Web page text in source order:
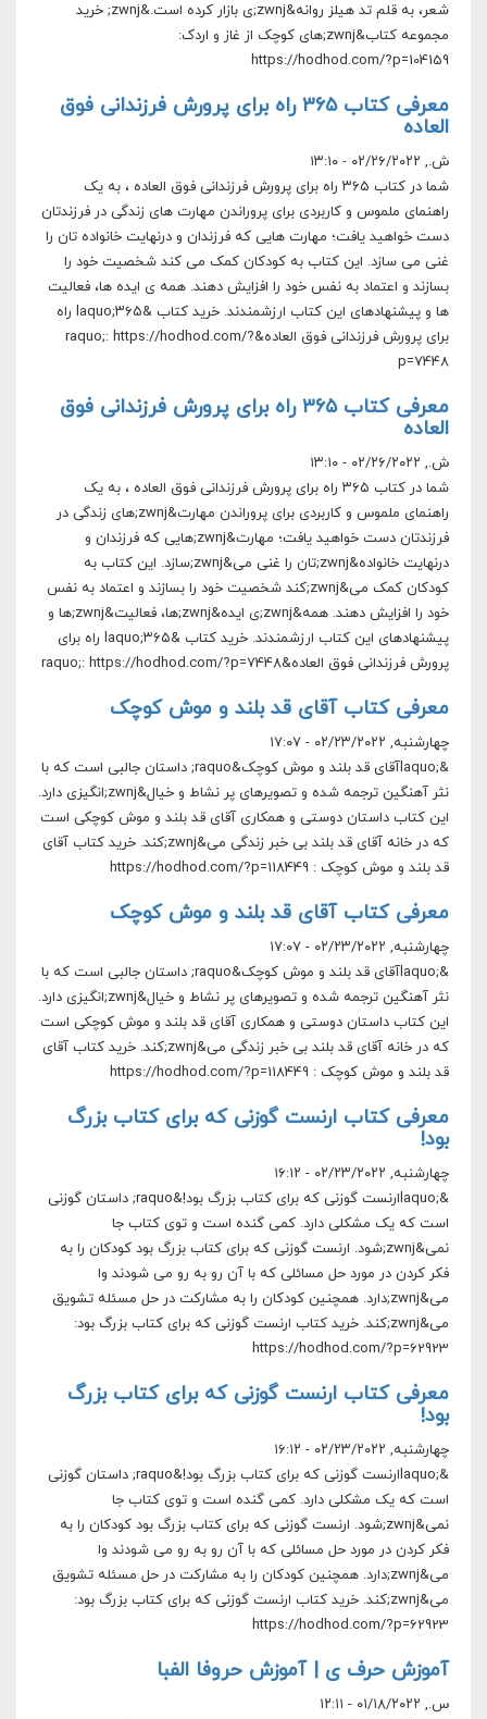
شعر، به قلم تد هیلز روانه&zwnj;ی بازار کرده است.&zwnj; خرید
مجموعه کتاب&zwnj;های کوچک از غاز و اردک:
https://hodhod.com/?p=104159
معرفی کتاب ۳۶۵ راه برای پرورش فرزندانی فوق
العاده
ش., ۰۲/۲۶/۲۰۲۲ - ۱۳:۱۰
شما در کتاب ۳۶۵ راه برای پرورش فرزندانی فوق العاده ، به یک
راهنمای ملموس و کاربردی برای پروراندن مهارت های زندگی در فرزندتان
دست خواهید یافت؛ مهارت هایی که فرزندان و درنهایت خانواده تان را
غنی می سازد. این کتاب به کودکان کمک می کند شخصیت خود را
بسازند و اعتماد به نفس خود را افزایش دهند. همه ی ایده ها، فعالیت
ها و پیشنهادهای این کتاب ارزشمندند. خرید کتاب &laquo;۳۶۵ راه
برای پرورش فرزندانی فوق العاده&raquo;: https://hodhod.com/?
p=7448
معرفی کتاب ۳۶۵ راه برای پرورش فرزندانی فوق
العاده
ش., ۰۲/۲۶/۲۰۲۲ - ۱۳:۱۰
شما در کتاب ۳۶۵ راه برای پرورش فرزندانی فوق العاده ، به یک
راهنمای ملموس و کاربردی برای پروراندن مهارت&zwnj;های زندگی در
فرزندتان دست خواهید یافت؛ مهارت&zwnj;هایی که فرزندان و
درنهایت خانواده&zwnj;تان را غنی می&zwnj;سازد. این کتاب به
کودکان کمک می&zwnj;کند شخصیت خود را بسازند و اعتماد به نفس
خود را افزایش دهند. همه&zwnj;ی ایده&zwnj;ها، فعالیت&zwnj;ها و
پیشنهادهای این کتاب ارزشمندند. خرید کتاب &laquo;۳۶۵ راه برای
پرورش فرزندانی فوق العاده&raquo;: https://hodhod.com/?p=7448
معرفی کتاب آقای قد بلند و موش کوچک
چهارشنبه, ۰۲/۲۳/۲۰۲۲ - ۱۷:۰۷
&laquo;‎آقای قد بلند و موش کوچک&raquo; داستان جالبی است که با
نثر آهنگین ترجمه شده و تصویرهای پر نشاط و خیال&zwnj;انگیزی دارد.
این کتاب داستان دوستی و همکاری آقای قد بلند و موش کوچکی است
که در خانه آقای قد بلند بی خبر زندگی می&zwnj;کند. خرید کتاب آقای
قد بلند و موش کوچک : https://hodhod.com/?p=118449
معرفی کتاب آقای قد بلند و موش کوچک
چهارشنبه, ۰۲/۲۳/۲۰۲۲ - ۱۷:۰۷
&laquo;‎آقای قد بلند و موش کوچک&raquo; داستان جالبی است که با
نثر آهنگین ترجمه شده و تصویرهای پر نشاط و خیال&zwnj;انگیزی دارد.
این کتاب داستان دوستی و همکاری آقای قد بلند و موش کوچکی است
که در خانه آقای قد بلند بی خبر زندگی می&zwnj;کند. خرید کتاب آقای
قد بلند و موش کوچک : https://hodhod.com/?p=118449
معرفی کتاب ارنست گوزنی که برای کتاب بزرگ
بود!
چهارشنبه, ۰۲/۲۳/۲۰۲۲ - ۱۶:۱۲
&laquo;‎ارنست گوزنی که برای کتاب بزرگ بود!&raquo; داستان گوزنی
است که یک مشکلی دارد. کمی گنده است و توی کتاب جا
نمی&zwnj;شود. ارنست گوزنی که برای کتاب بزرگ بود کودکان را به
فکر کردن در مورد حل مسائلی که با آن رو به رو می شودند وا
می&zwnj;دارد. همچنین کودکان را به مشارکت در حل مسئله تشویق
می&zwnj;کند. خرید کتاب ارنست گوزنی که برای کتاب بزرگ بود:
https://hodhod.com/?p=62923
معرفی کتاب ارنست گوزنی که برای کتاب بزرگ
بود!
چهارشنبه, ۰۲/۲۳/۲۰۲۲ - ۱۶:۱۲
&laquo;‎ارنست گوزنی که برای کتاب بزرگ بود!&raquo; داستان گوزنی
است که یک مشکلی دارد. کمی گنده است و توی کتاب جا
نمی&zwnj;شود. ارنست گوزنی که برای کتاب بزرگ بود کودکان را به
فکر کردن در مورد حل مسائلی که با آن رو به رو می شودند وا
می&zwnj;دارد. همچنین کودکان را به مشارکت در حل مسئله تشویق
می&zwnj;کند. خرید کتاب ارنست گوزنی که برای کتاب بزرگ بود:
https://hodhod.com/?p=62923
آموزش حرف ی | آموزش حروفا الفبا
س., ۰۱/۱۸/۲۰۲۲ - ۱۲:۱۱